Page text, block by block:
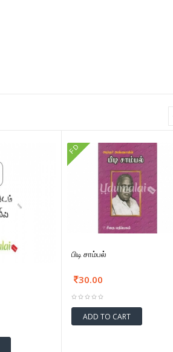
FD
பிடி சாம்பல்
30.00
ADD TO CART